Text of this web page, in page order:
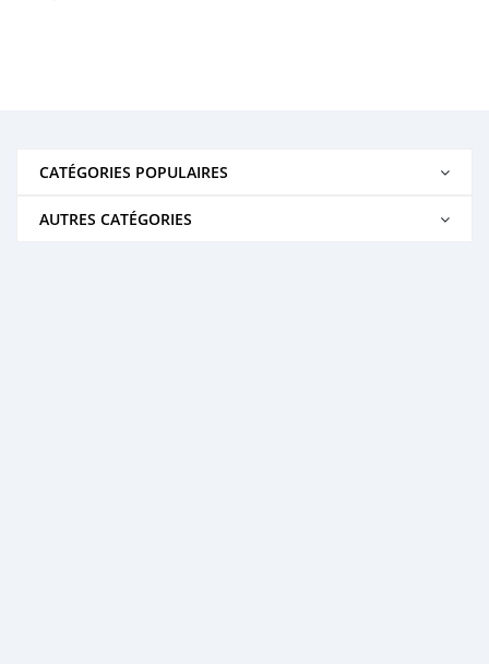
CATÉGORIES POPULAIRES
AUTRES CATÉGORIES